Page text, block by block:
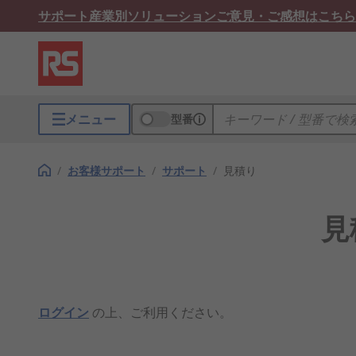
サポート産業別ソリューションご意見・ご感想はこちら
メニュー 型番
/ お客様サポート / サポート / 見積り
ログイン の上、ご利用ください。